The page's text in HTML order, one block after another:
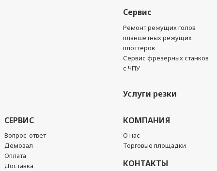
Сервис
Ремонт режущих голов
планшетных режущих
плоттеров
Сервис фрезерных станков
с ЧПУ
Услуги резки
СЕРВИС
Вопрос-ответ
Демозал
Оплата
Доставка
КОМПАНИЯ
О нас
Торговые площадки
КОНТАКТЫ